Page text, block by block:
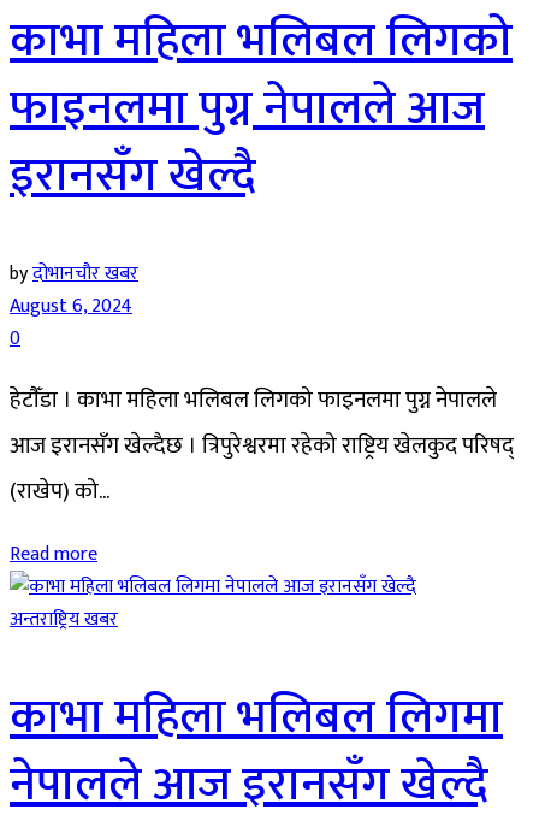
काभा महिला भलिबल लिगको
फाइनलमा पुग्न नेपालले आज
इरानसँग खेल्दै
byदोभानचौर खबर
August 6, 2024
0
हेटाैँडा । काभा महिला भलिबल लिगको फाइनलमा पुग्न नेपालले
आज इरानसँग खेल्दैछ । त्रिपुरेश्वरमा रहेको राष्ट्रिय खेलकुद परिषद्
(राखेप) को...
Read more
अन्तराष्ट्रिय खबर
काभा महिला भलिबल लिगमा
नेपालले आज इरानसँग खेल्दै